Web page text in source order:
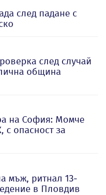
след падане с
след случай
община
на София: Момче
с опасност за
мъж, ритнал 13-
в Пловдив